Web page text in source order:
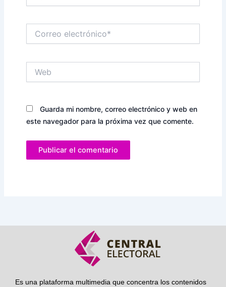
electrónico*
Guarda mi nombre, correo electrónico y web en
este navegador para la próxima vez que comente.
Es una plataforma multimedia que concentra los contenidos